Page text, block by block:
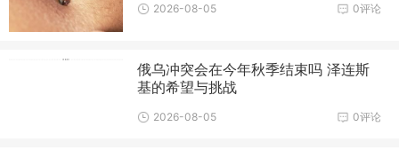
0评论
2026-08-05
俄乌冲突会在今年秋季结束吗 泽连斯
基的希望与挑战
0评论
2026-08-05